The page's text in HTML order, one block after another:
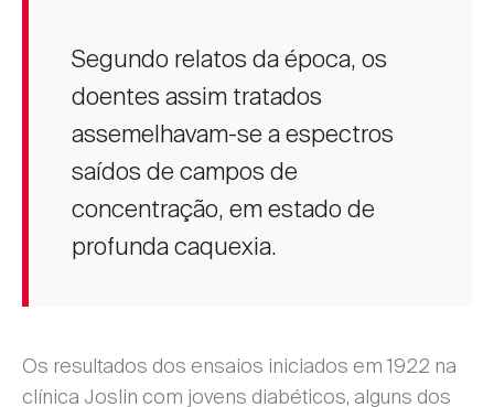
Segundo relatos da época, os
doentes assim tratados
assemelhavam-se a espectros
saídos de campos de
concentração, em estado de
profunda caquexia.
Os resultados dos ensaios iniciados em 1922 na
clínica Joslin com jovens diabéticos, alguns dos